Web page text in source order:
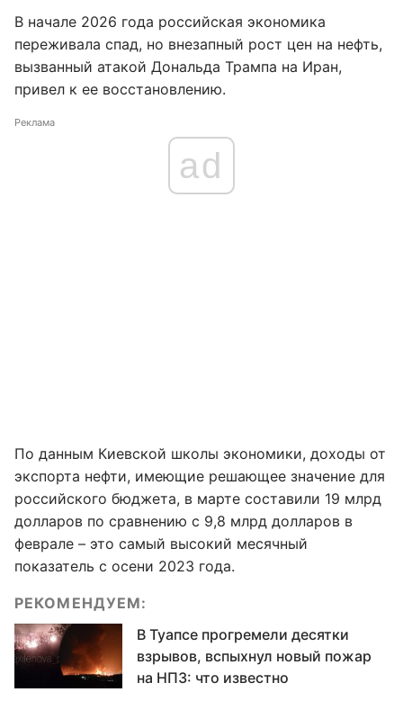
В начале 2026 года российская экономика
переживала спад, но внезапный рост цен на нефть,
вызванный атакой Дональда Трампа на Иран,
привел к ее восстановлению.
Реклама
ad
По данным Киевской школы экономики, доходы от
экспорта нефти, имеющие решающее значение для
российского бюджета, в марте составили 19 млрд
долларов по сравнению с 9,8 млрд долларов в
феврале – это самый высокий месячный
показатель с осени 2023 года.
РЕКОМЕНДУЕМ:
В Туапсе прогремели десятки
взрывов, вспыхнул новый пожар
на НПЗ: что известно